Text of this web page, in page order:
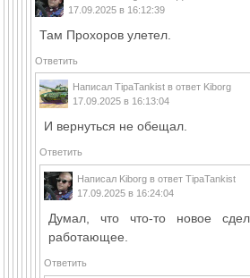
17.09.2025 в 16:12:39
Там Прохоров улетел.
Ответить
Написал TipaTankist в ответ Kiborg
17.09.2025 в 16:13:04
И вернуться не обещал.
Ответить
Написал Kiborg в ответ TipaTankist
17.09.2025 в 16:24:04
Думал, что что-то новое
работающее.
Ответить